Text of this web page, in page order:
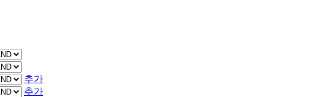
추가
추가